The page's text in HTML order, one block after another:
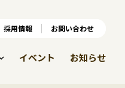
店舗・会社情報 採用情報
イベント お知らせ
採用情報 お問い合わせ